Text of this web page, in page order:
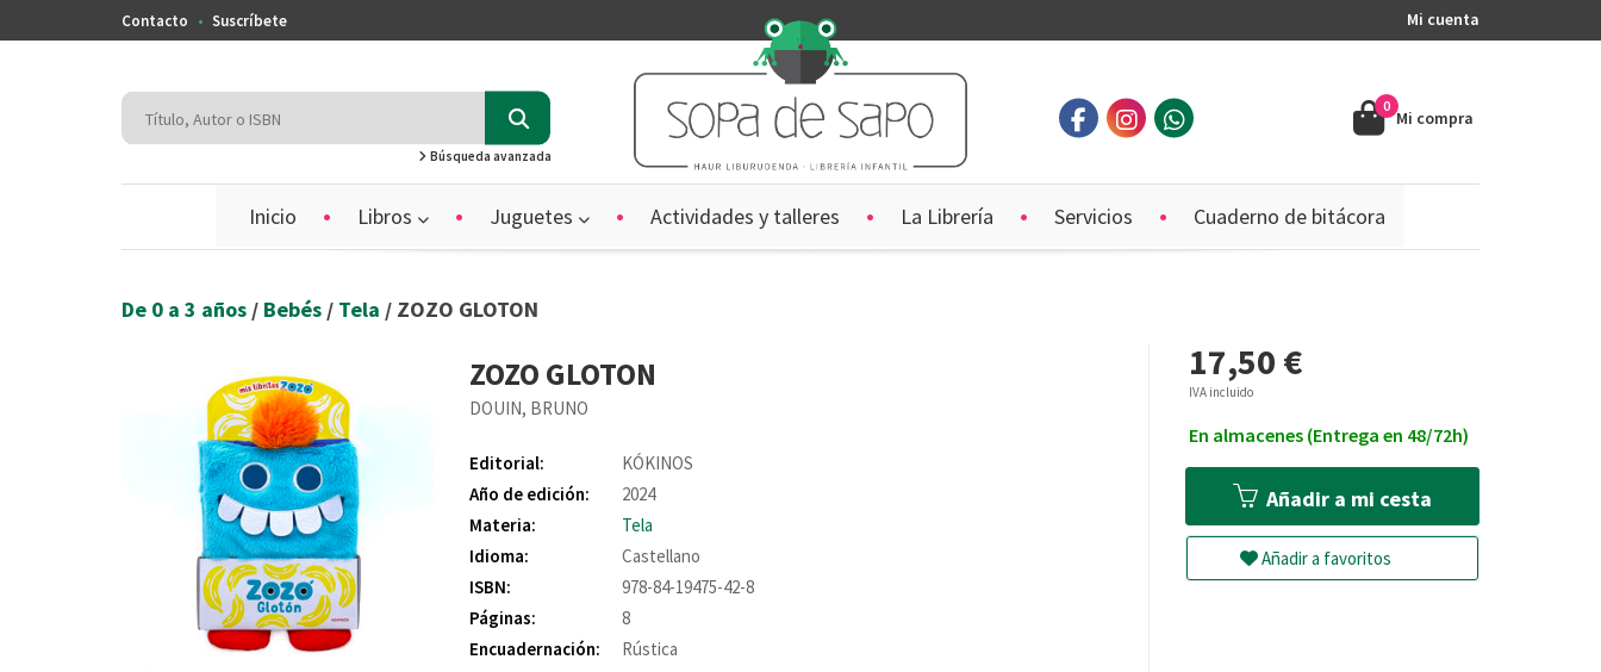
Mi cuenta
Contacto Suscríbete
Búsqueda avanzada
Mi compra
0
Inicio Libros Juguetes Actividades y talleres La Librería Servicios Cuaderno de bitácora
De 0 a 3 años / Bebés / Tela / ZOZO GLOTON
ZOZO GLOTON
DOUIN, BRUNO
Editorial:
KÓKINOS
Año de edición:
2024
Materia:
Tela
Idioma:
Castellano
ISBN:
978-84-19475-42-8
Páginas:
8
Encuadernación:
Rústica
17,50 €
IVA incluido
En almacenes (Entrega en 48/72h)
Añadir a mi cesta
Añadir a favoritos